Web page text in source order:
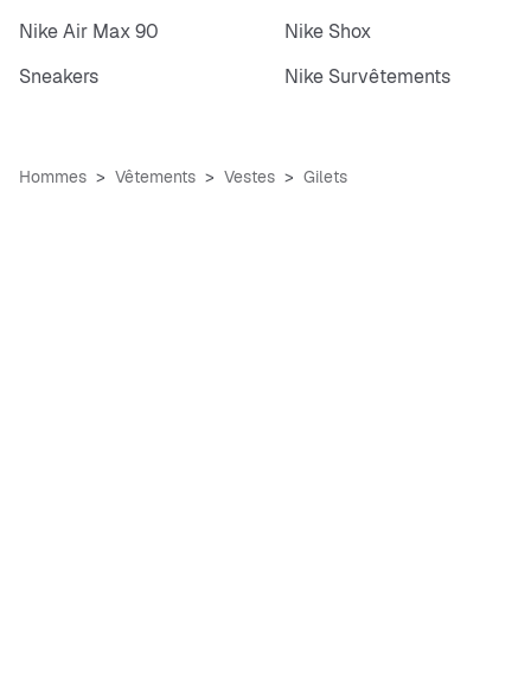
Nike Air Max 90
Nike Shox
Sneakers
Nike Survêtements
Hommes Vêtements Vestes Gilets